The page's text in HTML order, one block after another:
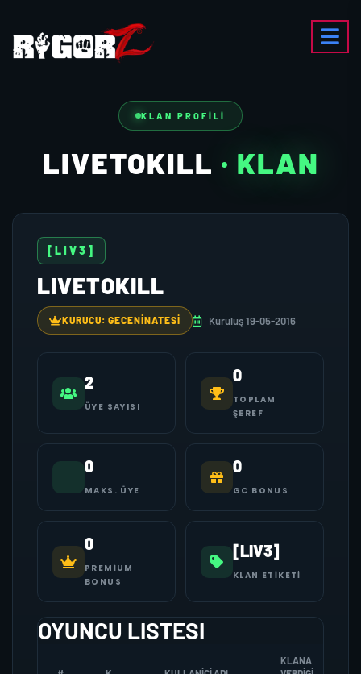
KLAN PROFILI
LIVETOKILL · KLAN
[LIV3]
LIVETOKILL
KURUCU: GECENINATESI Kuruluş 19-05-2016
2
ÜYE SAYISI
0
TOPLAM
ŞEREF
0
MAKS. ÜYE
0
GC BONUS
0
PREMIUM
BONUS
[LIV3]
KLAN ETIKETI
OYUNCU LISTESI
KLANA